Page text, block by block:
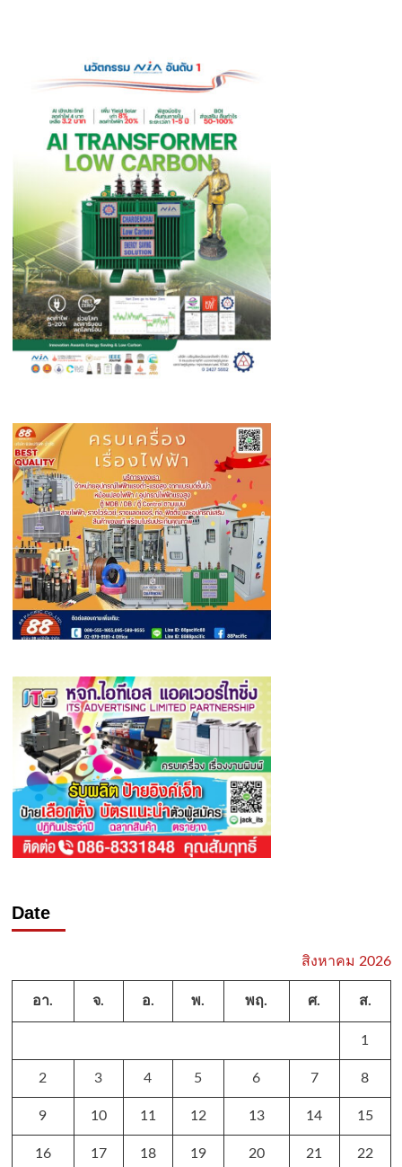
Date
สิงหาคม 2026
อา. จ. อ. พ. พฤ. ศ. ส.
1
2 3 4 5 6 7 8
9 10 11 12 13 14 15
16 17 18 19 20 21 22